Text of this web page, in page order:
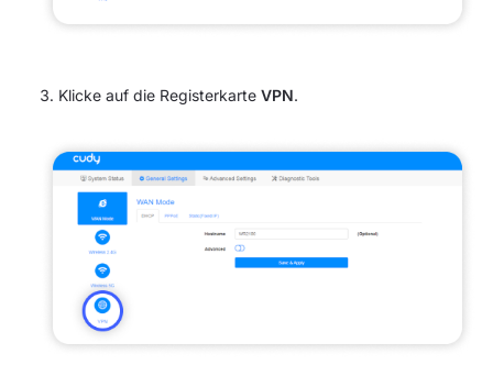
Klicke auf die Registerkarte VPN.